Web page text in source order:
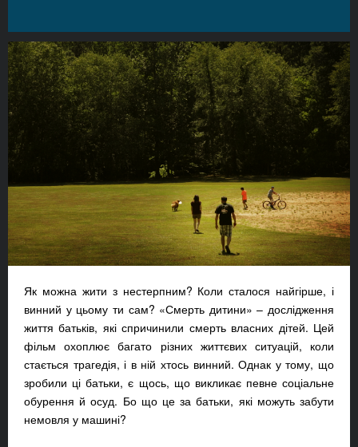
Як можна жити з нестерпним? Коли сталося найгірше, і
винний у цьому ти сам? «Смерть дитини» – дослідження
життя батьків, які спричинили смерть власних дітей. Цей
фільм охоплює багато різних життєвих ситуацій, коли
стається трагедія, і в ній хтось винний. Однак у тому, що
зробили ці батьки, є щось, що викликає певне соціальне
обурення й осуд. Бо що це за батьки, які можуть забути
немовля у машині?